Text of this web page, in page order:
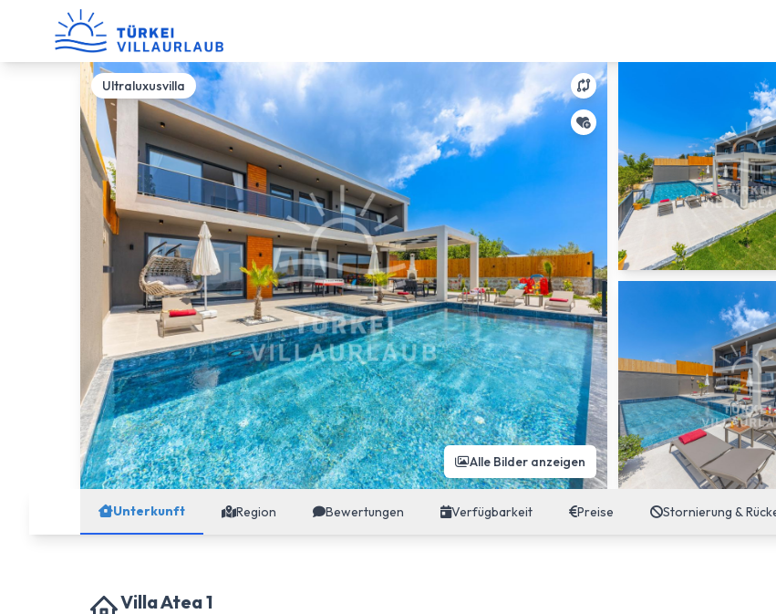
Ultraluxusvilla
Alle Bilder anzeigen
Unterkunft Region Bewertungen Verfügbarkeit Preise Stornierung &
Villa Atea 1